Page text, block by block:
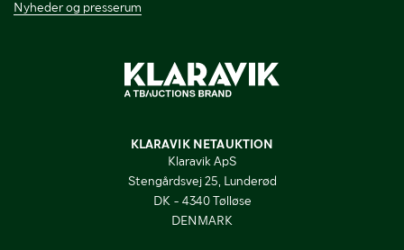
Nyheder og presserum
KLARAVIK NETAUKTION
Klaravik ApS
Stengårdsvej 25, Lunderød
DK - 4340 Tølløse
DENMARK